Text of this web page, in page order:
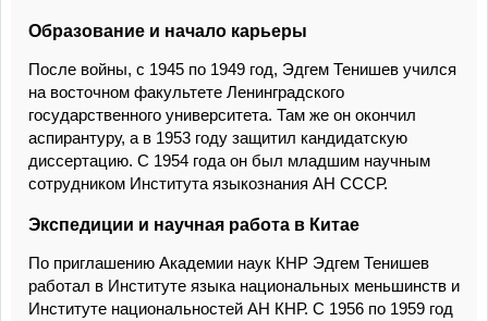
Образование и начало карьеры
После войны, с 1945 по 1949 год, Эдгем Тенишев учился
на восточном факультете Ленинградского
государственного университета. Там же он окончил
аспирантуру, а в 1953 году защитил кандидатскую
диссертацию. С 1954 года он был младшим научным
сотрудником Института языкознания АН СССР.
Экспедиции и научная работа в Китае
По приглашению Академии наук КНР Эдгем Тенишев
работал в Институте языка национальных меньшинств и
Институте национальностей АН КНР. С 1956 по 1959 год